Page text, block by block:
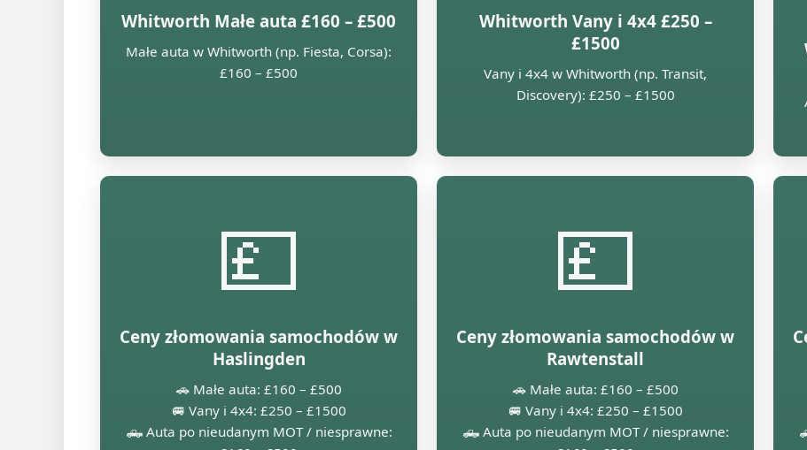
Whitworth Małe auta £160 – £500
Małe auta w Whitworth (np. Fiesta, Corsa):
£160 – £500
Whitworth Vany i 4x4 £250 –
£1500
Vany i 4x4 w Whitworth (np. Transit,
Discovery): £250 – £1500
💷
Ceny złomowania samochodów w
Haslingden
🚗 Małe auta: £160 – £500
🚐 Vany i 4x4: £250 – £1500
🛻 Auta po nieudanym MOT / niesprawne:
💷
Ceny złomowania samochodów w
Rawtenstall
🚗 Małe auta: £160 – £500
🚐 Vany i 4x4: £250 – £1500
🛻 Auta po nieudanym MOT / niesprawne: